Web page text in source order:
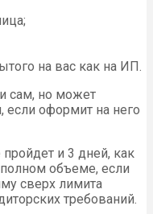
на вас как на ИП.
сам, но может
если оформит на него
и 3 дней, как
объеме, если
сверх лимита
требований.